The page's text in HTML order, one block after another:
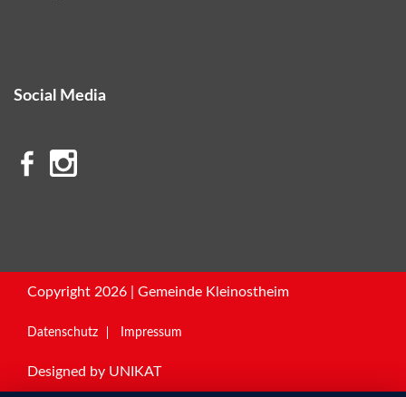
Social Media
Copyright 2026 | Gemeinde Kleinostheim
Datenschutz Impressum
Designed by UNIKAT